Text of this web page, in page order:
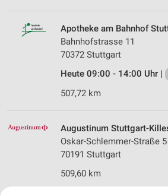
Apotheke am Bahnhof
Bahnhofstrasse 11
70372 Stuttgart
Heute 09:00 - 14:00 Uhr |
507,72 km
Augustinum Stuttgart-
Oskar-Schlemmer-Straße 5
70191 Stuttgart
509,60 km